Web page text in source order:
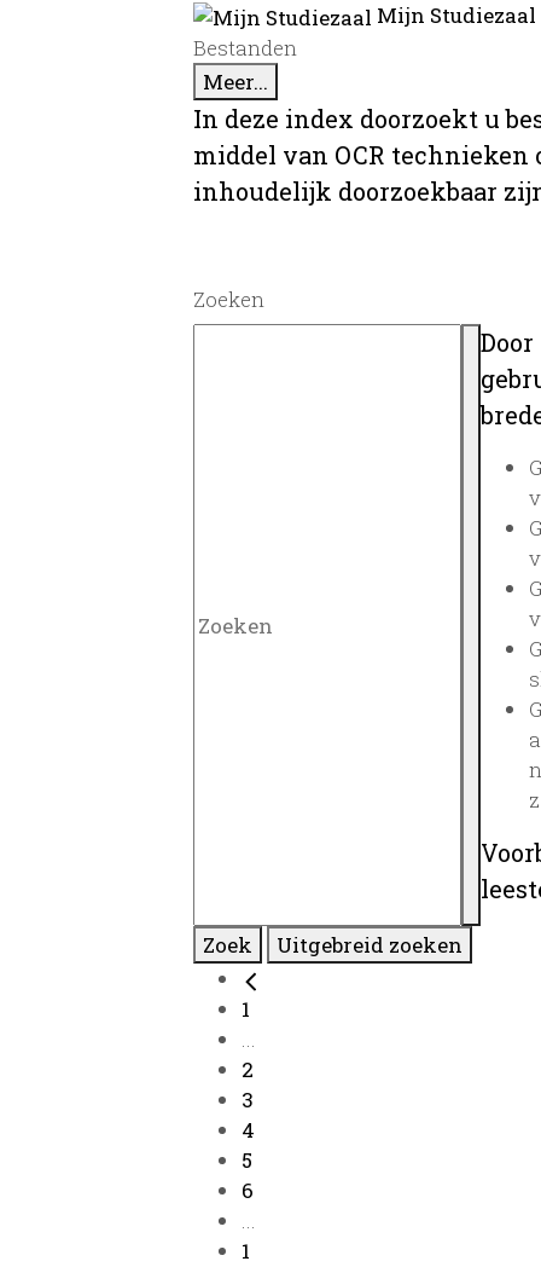
Mijn
Bestanden
Meer...
In deze index doorzoekt u
middel van OCR
inhoudelijk doorzoekbaar
Zoeken
Zoek Uitgebreid zoeken
1
...
2
3
4
5
6
...
1